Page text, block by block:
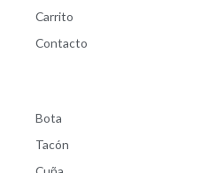
Carrito
Contacto
Bota
Tacón